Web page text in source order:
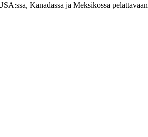
Kanadassa ja Meksikossa